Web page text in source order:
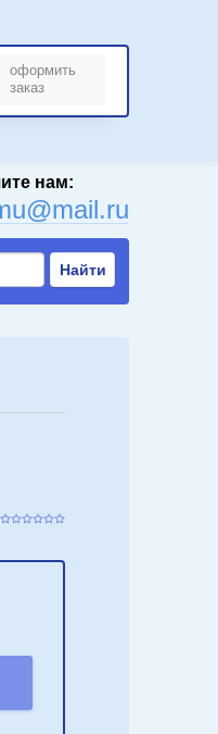
оформить
заказ
Найти